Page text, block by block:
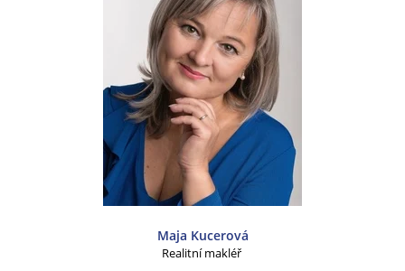
Maja Kucerová
Realitní makléř